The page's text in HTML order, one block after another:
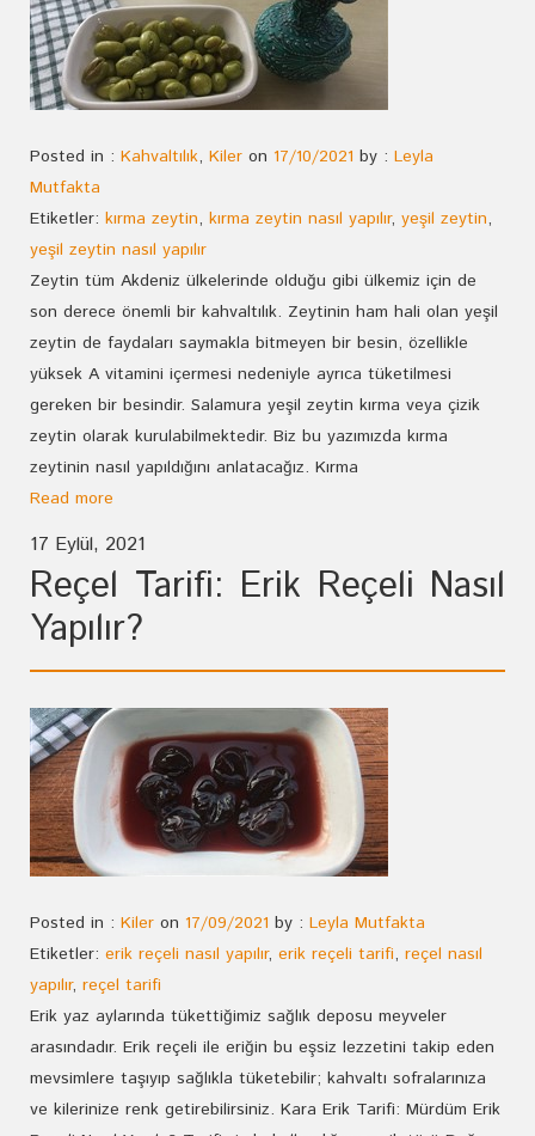
Posted in : Kahvaltılık, Kiler on 17/10/2021 by : Leyla
Mutfakta
Etiketler: kırma zeytin, kırma zeytin nasıl yapılır, yeşil zeytin,
yeşil zeytin nasıl yapılır
Zeytin tüm Akdeniz ülkelerinde olduğu gibi ülkemiz için de
son derece önemli bir kahvaltılık. Zeytinin ham hali olan yeşil
zeytin de faydaları saymakla bitmeyen bir besin, özellikle
yüksek A vitamini içermesi nedeniyle ayrıca tüketilmesi
gereken bir besindir. Salamura yeşil zeytin kırma veya çizik
zeytin olarak kurulabilmektedir. Biz bu yazımızda kırma
zeytinin nasıl yapıldığını anlatacağız. Kırma
Read more
17 Eylül, 2021
Reçel Tarifi: Erik Reçeli Nasıl
Yapılır?
Posted in : Kiler on 17/09/2021 by : Leyla Mutfakta
Etiketler: erik reçeli nasıl yapılır, erik reçeli tarifi, reçel nasıl
yapılır, reçel tarifi
Erik yaz aylarında tükettiğimiz sağlık deposu meyveler
arasındadır. Erik reçeli ile eriğin bu eşsiz lezzetini takip eden
mevsimlere taşıyıp sağlıkla tüketebilir; kahvaltı sofralarınıza
ve kilerinize renk getirebilirsiniz. Kara Erik Tarifi: Mürdüm Erik